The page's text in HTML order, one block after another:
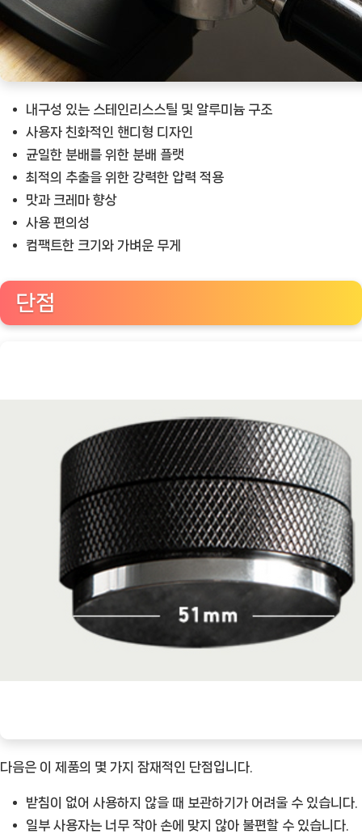
내구성 있는 스테인리스스틸 및 알루미늄 구조
사용자 친화적인 핸디형 디자인
균일한 분배를 위한 분배 플랫
최적의 추출을 위한 강력한 압력 적용
맛과 크레마 향상
사용 편의성
컴팩트한 크기와 가벼운 무게
단점
다음은 이 제품의 몇 가지 잠재적인 단점입니다.
받침이 없어 사용하지 않을 때 보관하기가 어려울 수 있습니다.
일부 사용자는 너무 작아 손에 맞지 않아 불편할 수 있습니다.